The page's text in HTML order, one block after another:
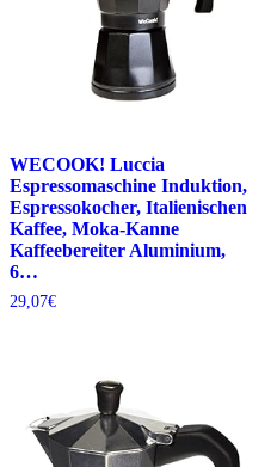
WECOOK! Luccia
Espressomaschine Induktion,
Espressokocher, Italienischen
Kaffee, Moka-Kanne
Kaffeebereiter Aluminium,
6…
29,07€